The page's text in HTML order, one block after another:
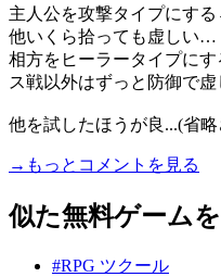
主人公を攻撃タイプにす
他いくら拾っても虚しい…
相方をヒーラータイプに
ス戦以外はずっと防御で
他を試したほうが良...(省
→もっとコメントを見る
似た無料ゲーム
#RPG ツクール